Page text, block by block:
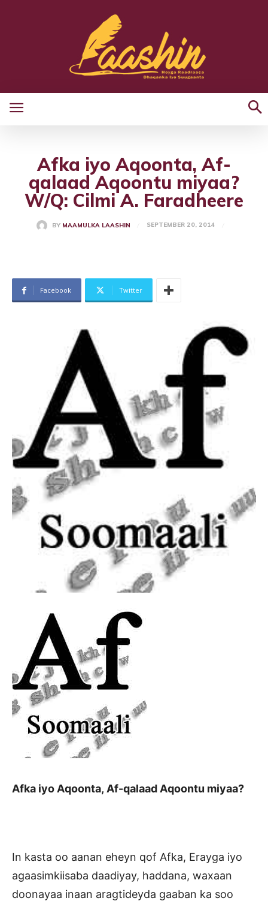
Afka iyo Aqoonta, Af-
qalaad Aqoontu miyaa?
W/Q: Cilmi A. Faradheere
BY MAAMULKA LAASHIN SEPTEMBER 20, 2014
Facebook Twitter
Afka iyo Aqoonta, Af-qalaad Aqoontu miyaa?
In kasta oo aanan eheyn qof Afka, Erayga iyo
agaasimkiisaba daadiyay, haddana, waxaan
doonayaa inaan aragtideyda gaaban ka soo